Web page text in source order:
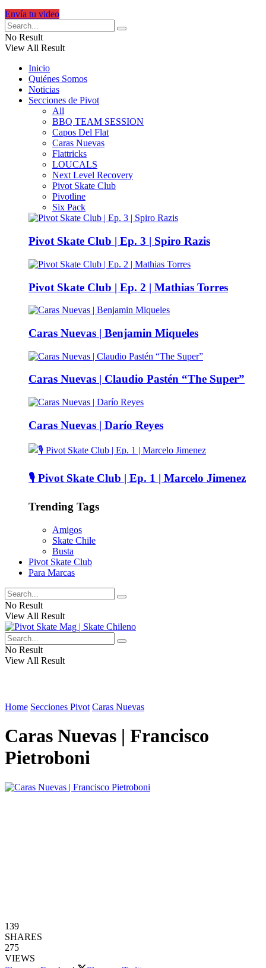
Envía tu video
No Result
View All Result
Inicio
Quiénes Somos
Noticias
Secciones de Pivot
All
BBQ TEAM SESSION
Capos Del Flat
Caras Nuevas
Flattricks
LOUCALS
Next Level Recovery
Pivot Skate Club
Pivotline
Six Pack
Pivot Skate Club | Ep. 3 | Spiro Razis
Pivot Skate Club | Ep. 2 | Mathias Torres
Caras Nuevas | Benjamin Miqueles
Caras Nuevas | Claudio Pastén “The Super”
Caras Nuevas | Darío Reyes
🎙️ Pivot Skate Club | Ep. 1 | Marcelo Jimenez
Trending Tags
Amigos
Skate Chile
Busta
Pivot Skate Club
Para Marcas
No Result
View All Result
No Result
View All Result
Home Secciones Pivot Caras Nuevas
Caras Nuevas | Francisco
Pietroboni
139
SHARES
275
VIEWS